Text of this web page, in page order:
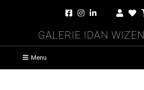
Galerie Idan Wizen
Menu